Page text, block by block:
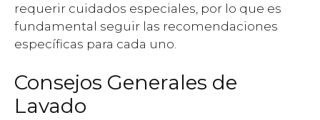
requerir cuidados especiales, por lo que es
fundamental seguir las recomendaciones
específicas para cada uno.
Consejos Generales de
Lavado